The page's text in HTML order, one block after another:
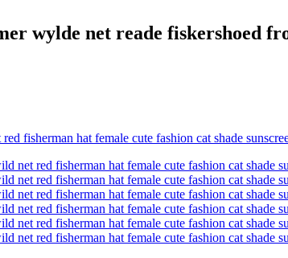
wylde net reade fiskershoed